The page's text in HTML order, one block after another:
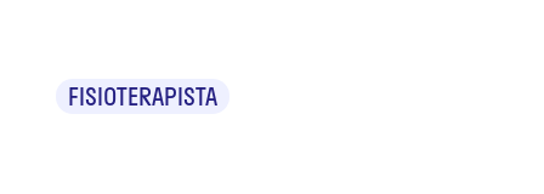
FISIOTERAPISTA